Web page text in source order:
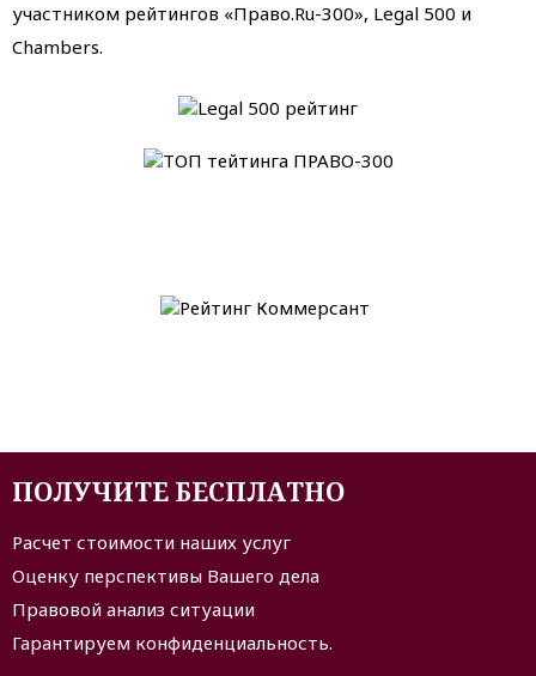
участником рейтингов «Право.Ru-300», Legal 500 и
Chambers.
ПОЛУЧИТЕ БЕСПЛАТНО
Расчет стоимости наших услуг
Оценку перспективы Вашего дела
Правовой анализ ситуации
Гарантируем конфиденциальность.